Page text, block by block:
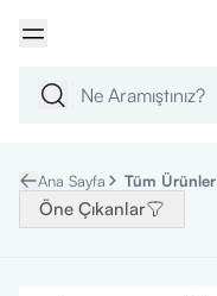
Ana Sayfa Tüm Ürünler
Öne Çıkanlar